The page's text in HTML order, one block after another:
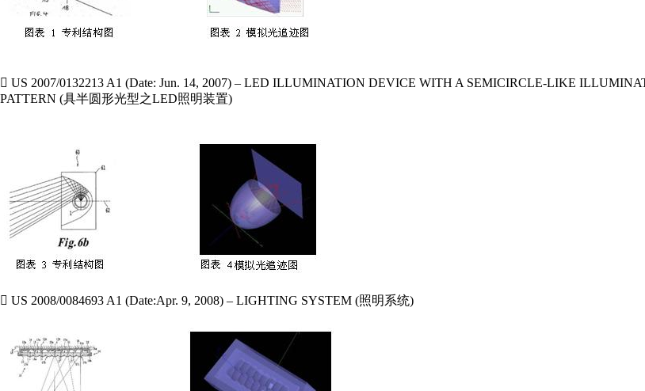
 US 2007/0132213 A1 (Date: Jun. 14, 2007) – LED ILLUMINATION DEVICE WITH A SEMICIRCLE-LIKE
PATTERN (具半圆形光型之LED照明装置)
 US 2008/0084693 A1 (Date:Apr. 9, 2008) – LIGHTING SYSTEM (照明系统)